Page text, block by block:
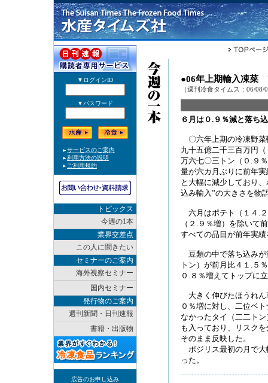
トピックス
今週の1本
業界交差点
この人に聞きたい
セミナーのご案内
海外視察セミナー
国内セミナー
発行物のご案内
週刊新聞・日刊速報
書籍・出版物
広告のお申し込み
●06年上期輸入凍菜
（週刊冷食タイムス：06/08/
６月は０.９％減と落
〇六年上期の冷凍野菜
九十五億二千三百万円
万六七〇三トン（０.９
量が六カ月ぶりに前年
と大幅に減少しており
込み輸入”の大きさを物
六月はポテト（１４.
（２.９％増）を除いて
すべての品目が前年実
豆類の中で落ち込みが
トン）が前月比４１.５
０.８％増えてトップに
大きく伸びたほうれん
０％増に対し、二位ベ
なかったタイ（二二ト
も入っており、リスク
そのまま反映した。
ポジリス最初の月で大
った。